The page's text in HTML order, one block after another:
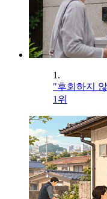
1.
"후회하지
1위